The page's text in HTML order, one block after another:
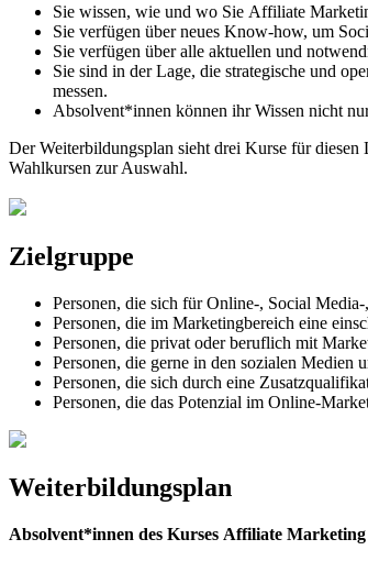
Sie wissen, wie und wo Sie Affiliate
Sie verfügen über neues Know-how, um
Sie verfügen über alle aktuellen und
Sie sind in der Lage, die strategische und
messen.
Absolvent*innen können ihr Wissen nicht
Der Weiterbildungsplan sieht drei Kurse für
Wahlkursen zur Auswahl.
Zielgruppe
Personen, die sich für Online-, Social
Personen, die im Marketingbereich eine
Personen, die privat oder beruflich mit
Personen, die gerne in den sozialen Medien
Personen, die sich durch eine
Personen, die das Potenzial im Online-
Weiterbildungsplan
Absolvent*innen des Kurses Affiliate